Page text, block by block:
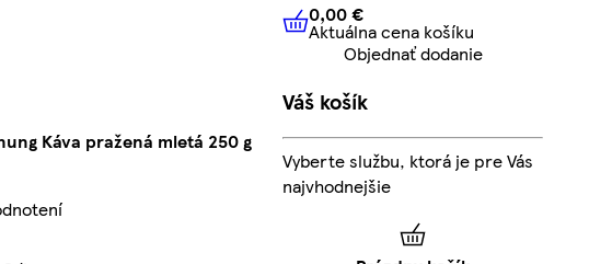
Káva pražená mletá 250 g
0,00 € Aktuálna cena košíku
0,00 €
Aktuálna cena košíku
Objednať dodanie
Váš košík
Vyberte službu, ktorá je pre Vás
najvhodnejšie